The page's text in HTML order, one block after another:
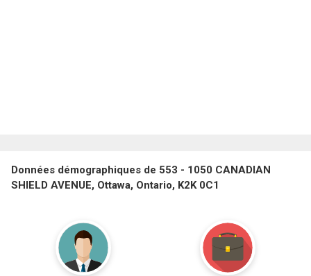
Données démographiques de 553 - 1050 CANADIAN
SHIELD AVENUE, Ottawa, Ontario, K2K 0C1